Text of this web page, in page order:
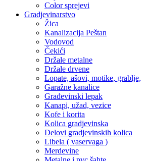
Color sprejevi
Gradjevinarstvo
Žica
Kanalizacija Peštan
Vodovod
Čekići
Držale metalne
Držale drvene
Lopate, ašovi, motike, grablje,
Garažne kanalice
Građevinski lepak
Kanapi, užad, vezice
Kofe i korita
Kolica gradjevinska
Delovi gradjevinskih kolica
Libela ( vaservaga )
Merdevine